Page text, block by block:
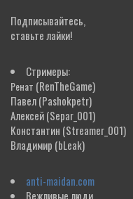
Подписывайтесь,
ставьте лайки!
Стримеры:
Ренат (RenTheGame)
Павел(Pashokpetr)
Алексей(Separ_001)
Константин (Streamer_001)
Владимир (bLeak)
anti-maidan.com
Вежливые люди